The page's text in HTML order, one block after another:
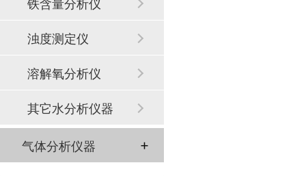
浊度测定仪
溶解氧分析仪
其它水分析仪器
气体分析仪器